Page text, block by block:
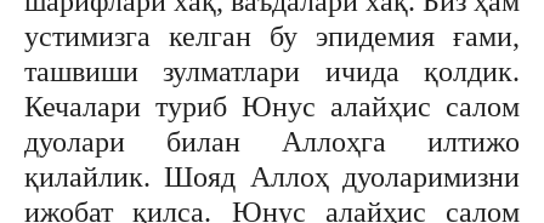
устимизга келган бу эпидемия ғами,
ташвиши зулматлари ичида қолдик.
Кечалари туриб Юнус алайҳис салом
дуолари билан Аллоҳга илтижо
қилайлик. Шояд Аллоҳ дуоларимизни
ижобат қилса. Юнус алайҳис салом